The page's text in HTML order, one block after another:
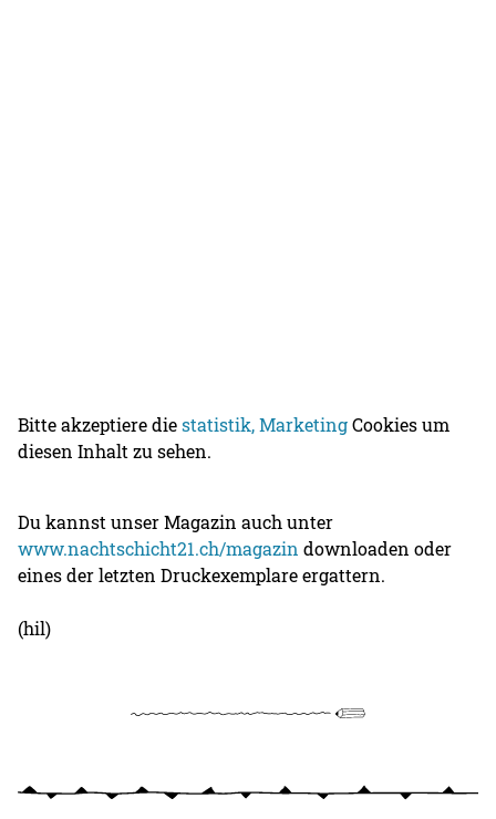
Bitte akzeptiere diestatistik, MarketingCookies um
diesen Inhalt zu sehen.
Du kannst unser Magazin auch unter
www.nachtschicht21.ch/magazin downloaden oder
eines der letzten Druckexemplare ergattern.
(hil)